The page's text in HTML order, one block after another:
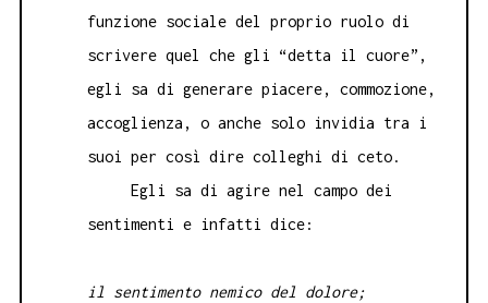
funzione sociale del proprio ruolo di
scrivere quel che gli “detta il cuore”,
egli sa di generare piacere, commozione,
accoglienza, o anche solo invidia tra i
suoi per così dire colleghi di ceto.
Egli sa di agire nel campo dei
sentimenti e infatti dice:
il sentimento nemico del dolore;